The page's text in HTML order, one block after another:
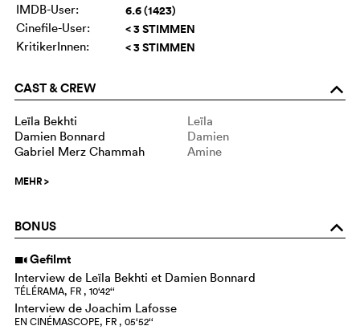
IMDB-User:
6.6 (1423)
Cinefile-User: < 3 STIMMEN
KritikerInnen: < 3 STIMMEN
CAST & CREW o
Leïla Bekhti
Leïla
Damien Bonnard
Damien
Gabriel Merz Chammah
Amine
MEHR>
BONUS o
i Gefilmt
Interview de Leïla Bekhti et Damien Bonnard
TÉLÉRAMA, FR , 10‘42‘‘
Interview de Joachim Lafosse
EN CINÉMASCOPE, FR , 05‘52‘‘